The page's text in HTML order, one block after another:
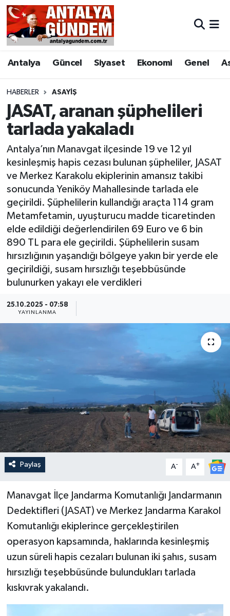
Antalya Güncel Siyaset Ekonomi Genel
HABERLER ASAYIŞ
JASAT, aranan şüphelileri
tarlada yakaladı
Antalya’nın Manavgat ilçesinde 19 ve 12 yıl
kesinleşmiş hapis cezası bulunan şüpheliler, JASAT
ve Merkez Karakolu ekiplerinin amansız takibi
sonucunda Yeniköy Mahallesinde tarlada ele
geçirildi. Şüphelilerin kullandığı araçta 114 gram
Metamfetamin, uyuşturucu madde ticaretinden
elde edildiği değerlendirilen 69 Euro ve 6 bin
890 TL para ele geçirildi. Şüphelilerin susam
hırsızlığının yaşandığı bölgeye yakın bir yerde ele
geçirildiği, susam hırsızlığı teşebbüsünde
bulunurken yakayı ele verdikleri
25.10.2025 - 07:58
YAYINLANMA
Paylaş A- A+
Manavgat İlçe Jandarma Komutanlığı Jandarmanın
Dedektifleri (JASAT) ve Merkez Jandarma Karakol
Komutanlığı ekiplerince gerçekleştirilen
operasyon kapsamında, haklarında kesinleşmiş
uzun süreli hapis cezaları bulunan iki şahıs, susam
hırsızlığı teşebbüsünde bulundukları tarlada
kıskıvrak yakalandı.
Antalya
Asayiş
Bilim & Teknoloji
Bölge
EĞİTİM
Ekonomi
Görüntülü Haber
Güncel
Kültür & Sanat
Magazin
Siyaset
Spor
Antalya Nöbetçi Eczaneler
Antalya Hava Durumu
Antalya Namaz Vakitleri
Antalya Trafik Yoğunluk Haritası
Süper Lig Puan Durumu ve Fikstür
Tüm Manşetler
Son Dakika Haberleri
Haber Arşivi